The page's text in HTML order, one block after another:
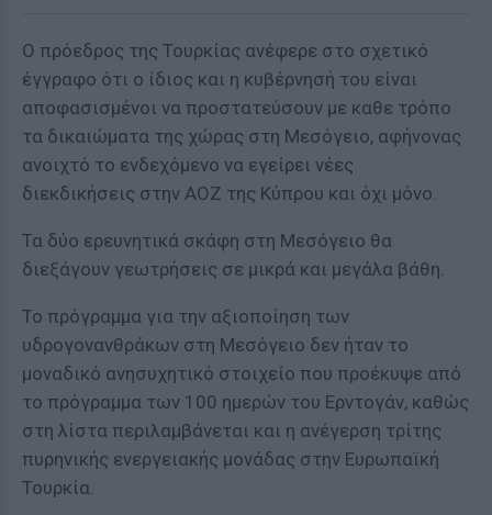
Ο πρόεδρος της Τουρκίας ανέφερε στο σχετικό
έγγραφο ότι ο ίδιος και η κυβέρνησή του είναι
αποφασισμένοι να προστατεύσουν με καθε τρόπο
τα δικαιώματα της χώρας στη Μεσόγειο, αφήνονας
ανοιχτό το ενδεχόμενο να εγείρει νέες
διεκδικήσεις στην ΑΟΖ της Κύπρου και όχι μόνο.
Τα δύο ερευνητικά σκάφη στη Μεσόγειο θα
διεξάγουν γεωτρήσεις σε μικρά και μεγάλα βάθη.
Το πρόγραμμα για την αξιοποίηση των
υδρογονανθράκων στη Μεσόγειο δεν ήταν το
μοναδικό ανησυχητικό στοιχείο που προέκυψε από
το πρόγραμμα των 100 ημερών του Ερντογάν, καθώς
στη λίστα περιλαμβάνεται και η ανέγερση τρίτης
πυρηνικής ενεργειακής μονάδας στην Ευρωπαϊκή
Τουρκία.